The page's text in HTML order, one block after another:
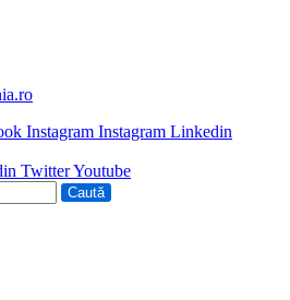
Instagram Instagram Linkedin
TwitterYoutube
Caută